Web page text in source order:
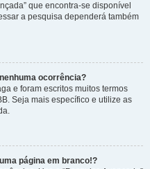
que encontra-se disponível
a pesquisa dependerá também
ocorrência?
e foram escritos muitos termos
Seja mais específico e utilize as
página em branco!?